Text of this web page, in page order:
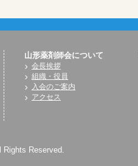
山形薬剤師会について
会長挨拶
組織・役員
入会のご案内
アクセス
Rights Reserved.